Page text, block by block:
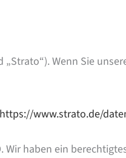
Wenn Sie
https://www.strato.de/
haben ein